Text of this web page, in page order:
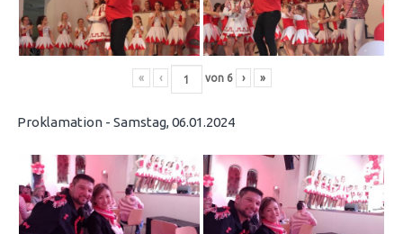
« ‹ von 6 › »
Proklamation - Samstag, 06.01.2024